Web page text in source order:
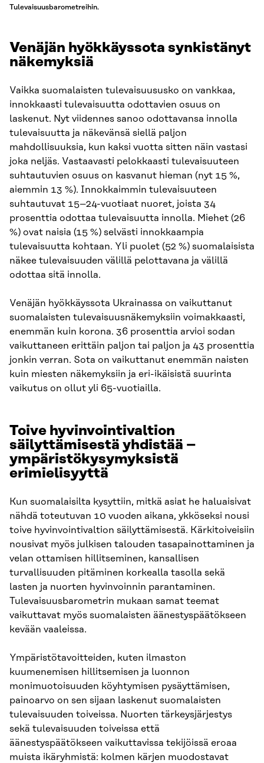
Tulevaisuusbarometreihin.
Venäjän hyökkäyssota synkistänyt
näkemyksiä
Vaikka suomalaisten tulevaisuususko on vankkaa,
innokkaasti tulevaisuutta odottavien osuus on
laskenut. Nyt viidennes sanoo odottavansa innolla
tulevaisuutta ja näkevänsä siellä paljon
mahdollisuuksia, kun kaksi vuotta sitten näin vastasi
joka neljäs. Vastaavasti pelokkaasti tulevaisuuteen
suhtautuvien osuus on kasvanut hieman (nyt 15 %,
aiemmin 13 %). Innokkaimmin tulevaisuuteen
suhtautuvat 15–24-vuotiaat nuoret, joista 34
prosenttia odottaa tulevaisuutta innolla. Miehet (26
%) ovat naisia (15 %) selvästi innokkaampia
tulevaisuutta kohtaan. Yli puolet (52 %) suomalaisista
näkee tulevaisuuden välillä pelottavana ja välillä
odottaa sitä innolla.
Venäjän hyökkäyssota Ukrainassa on vaikuttanut
suomalaisten tulevaisuusnäkemyksiin voimakkaasti,
enemmän kuin korona. 36 prosenttia arvioi sodan
vaikuttaneen erittäin paljon tai paljon ja 43 prosenttia
jonkin verran. Sota on vaikuttanut enemmän naisten
kuin miesten näkemyksiin ja eri-ikäisistä suurinta
vaikutus on ollut yli 65-vuotiailla.
Toive hyvinvointivaltion
säilyttämisestä yhdistää –
ympäristökysymyksistä
erimielisyyttä
Kun suomalaisilta kysyttiin, mitkä asiat he haluaisivat
nähdä toteutuvan 10 vuoden aikana, ykköseksi nousi
toive hyvinvointivaltion säilyttämisestä. Kärkitoiveisiin
nousivat myös julkisen talouden tasapainottaminen ja
velan ottamisen hillitseminen, kansallisen
turvallisuuden pitäminen korkealla tasolla sekä
lasten ja nuorten hyvinvoinnin parantaminen.
Tulevaisuusbarometrin mukaan samat teemat
vaikuttavat myös suomalaisten äänestyspäätökseen
kevään vaaleissa.
Ympäristötavoitteiden, kuten ilmaston
kuumenemisen hillitsemisen ja luonnon
monimuotoisuuden köyhtymisen pysäyttämisen,
painoarvo on sen sijaan laskenut suomalaisten
tulevaisuuden toiveissa. Nuorten tärkeysjärjestys
sekä tulevaisuuden toiveissa että
äänestyspäätökseen vaikuttavissa tekijöissä eroaa
muista ikäryhmistä: kolmen kärjen muodostavat